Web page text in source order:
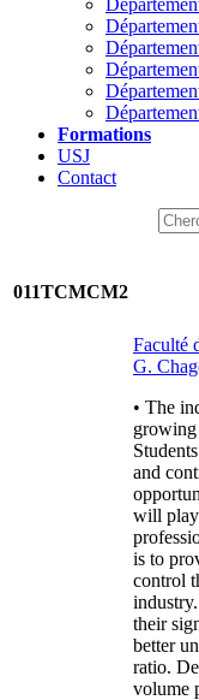
Formations
USJ
Contact
011TCMCM2
Faculté
G.
• The
and
will play
is to
control
their
better
ratio.
volume